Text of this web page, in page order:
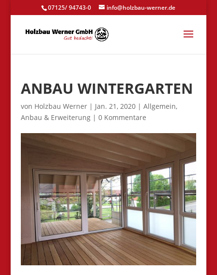
07125/ 94743-0 info@holzbau-werner.de
ANBAU WINTERGARTEN
von Holzbau Werner| Jan. 21, 2020| Allgemein,
Anbau & Erweiterung| 0 Kommentare